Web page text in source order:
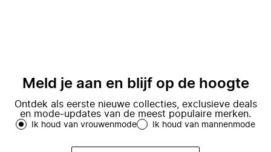
Meld je aan en blijf op de hoogte
Ontdek als eerste nieuwe collecties, exclusieve deals
en mode-updates van de meest populaire merken.
Ik houd van vrouwenmode Ik houd van mannenmode